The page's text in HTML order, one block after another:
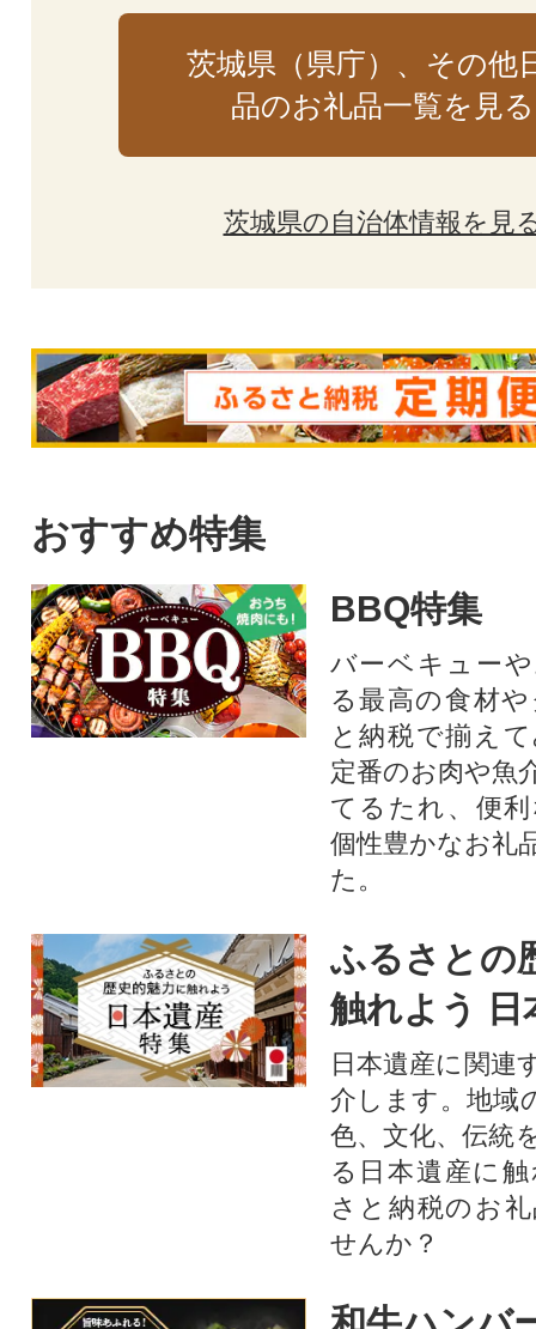
茨城県（県庁）、その他
品のお礼品一覧を見る
茨城県の自治体情報を見
おすすめ特集
BBQ特集
バーベキュー
る最高の食材
と納税で揃え
定番のお肉や魚
てるたれ、便
個性豊かなお礼
た。
ふるさとの
触れよう 日
日本遺産に関連
介します。地域
色、文化、伝統
る日本遺産に
さと納税のお
せんか？​​​